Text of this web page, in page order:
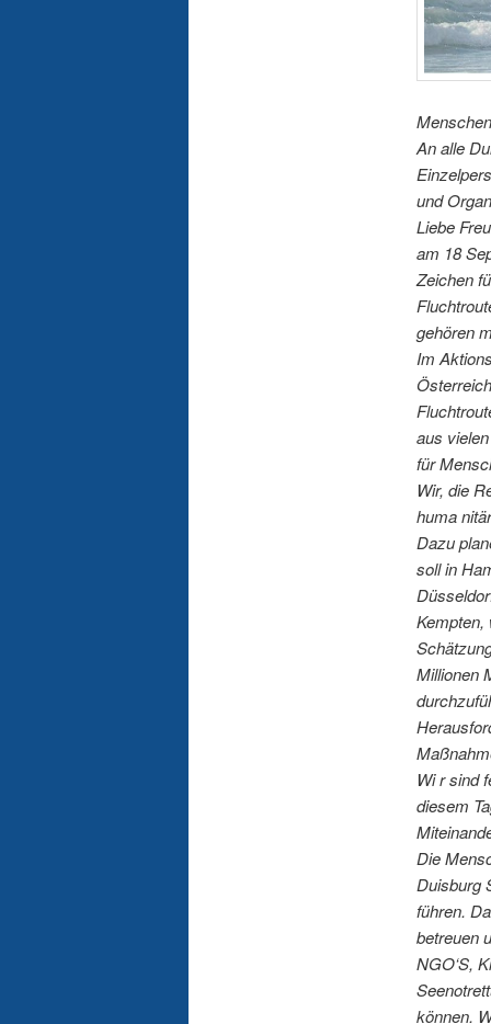
An alle
und
Liebe
am 18
Zeichen
gehören
Im
aus
für
Wir, die
huma
Dazu
soll in
Kempten,
Millionen
Wi r sind
diesem
Die
Duisburg
führen.
betreuen
NGO‘S,
können.